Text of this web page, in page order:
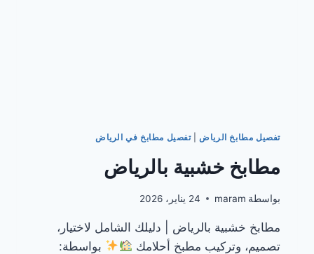
تفصيل مطابخ الرياض|تفصيل مطابخ في الرياض
مطابخ خشبية بالرياض
بواسطة maram 24 يناير، 2026
مطابخ خشبية بالرياض | دليلك الشامل لاختيار،
تصميم، وتركيب مطبخ أحلامك
بواسطة: